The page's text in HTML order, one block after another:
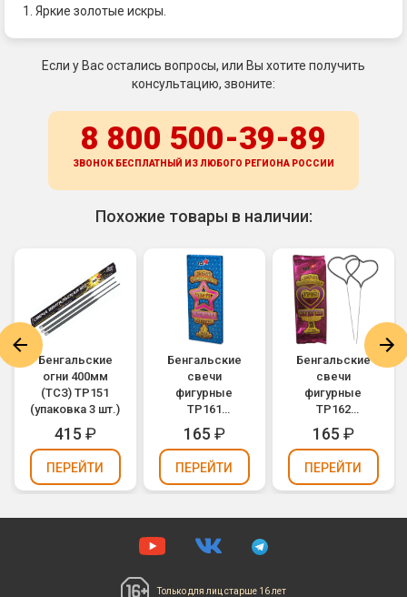
1. Яркие золотые искры.
Если у Вас остались вопросы, или Вы хотите получить
консультацию, звоните:
8 800 500-39-89
ЗВОНОК БЕСПЛАТНЫЙ ИЗ ЛЮБОГО РЕГИОНА РОССИИ
Похожие товары в наличии:
Бенгальские
огни 400мм
(ТСЗ) ТР151
(упаковка 3 шт.)
415 ₽
ПЕРЕЙТИ
Бенгальские
свечи
фигурные
ТР161
"Звездочка"
165 ₽
ПЕРЕЙТИ
Бенгальские
свечи
фигурные
ТР162
"Сердечко"
165 ₽
ПЕРЕЙТИ
Только для лиц старше 16 лет